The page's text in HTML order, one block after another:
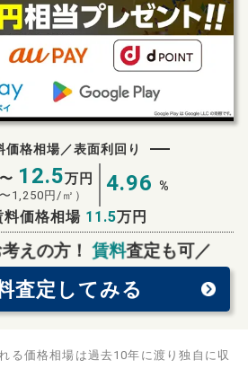
価格相場／表面利回り
12.5万円
1,250 円/㎡） 4.96 %
価格相場 11.5万円
考えの方！賃料査定も可／
査定 してみる
査定スタート！
る価格相場は過去10年に渡り独自に収